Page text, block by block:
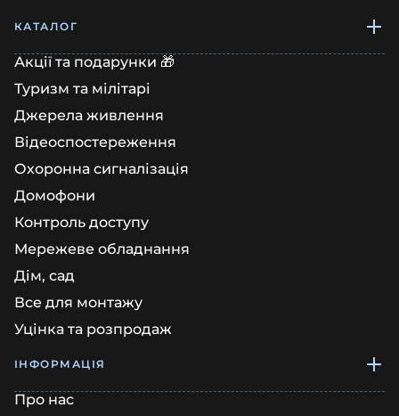
КАТАЛОГ
Акції та подарунки 🎁
Туризм та мілітарі
Джерела живлення
Відеоспостереження
Охоронна сигналізація
Домофони
Контроль доступу
Мережеве обладнання
Дім, сад
Все для монтажу
Уцінка та розпродаж
ІНФОРМАЦІЯ
Про нас